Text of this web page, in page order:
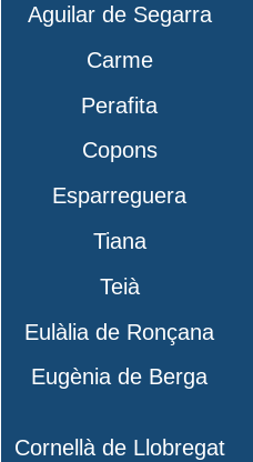
Aguilar de Segarra
Carme
Perafita
Copons
Esparreguera
Tiana
Teià
Eulàlia de Ronçana
Eugènia de Berga
Cornellà de Llobregat